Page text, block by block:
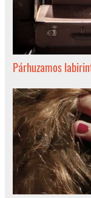
Párhuzamos